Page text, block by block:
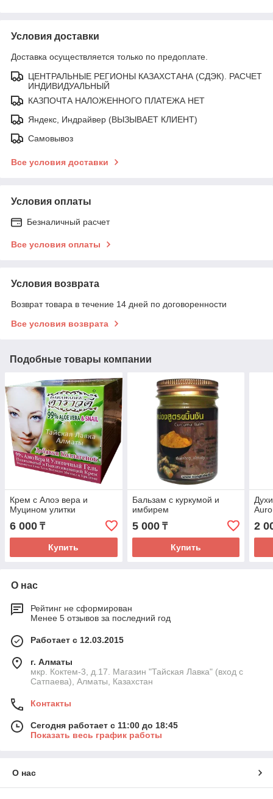
Условия доставки
Доставка осуществляется только по предоплате.
ЦЕНТРАЛЬНЫЕ РЕГИОНЫ КАЗАХСТАНА (СДЭК). РАСЧЕТ
ИНДИВИДУАЛЬНЫЙ
КАЗПОЧТА НАЛОЖЕННОГО ПЛАТЕЖА НЕТ
Яндекс, Индрайвер (ВЫЗЫВАЕТ КЛИЕНТ)
Самовывоз
Все условия доставки
Условия оплаты
Безналичный расчет
Все условия оплаты
Условия возврата
Возврат товара в течение 14 дней по договоренности
Все условия возврата
Подобные товары компании
Крем с Алоэ вера и
Муцином улитки
6 000 ₸
Купить
Бальзам с куркумой и
имбирем
5 000₸
Купить
2
О нас
Рейтинг не сформирован
Менее 5 отзывов за последний год
Работает с 12.03.2015
г. Алматы
мкр. Коктем-3, д.17. Магазин "Тайская Лавка" (вход с
Сатпаева), Алматы, Казахстан
Контакты
Сегодня работает с 11:00 до 18:45
Показать весь график работы
О нас